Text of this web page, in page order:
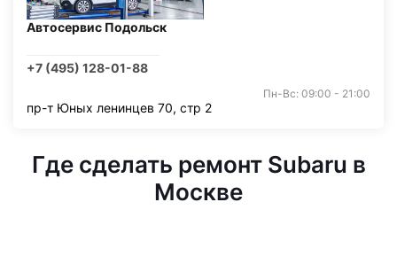
Автосервис Подольск
+7 (495) 128-01-88
Пн-Вс: 09:00 - 21:00
пр-т Юных ленинцев 70, стр 2
Где сделать ремонт Subaru в
Москве